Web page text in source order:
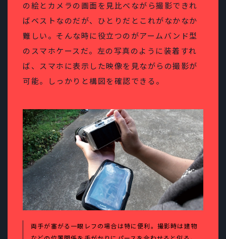
の絵とカメラの画面を見比べながら撮影できれ
ばベストなのだが、ひとりだとこれがなかなか
難しい。そんな時に役立つのがアームバンド型
のスマホケースだ。左の写真のように装着すれ
ば、スマホに表示した映像を見ながらの撮影が
可能。しっかりと構図を確認できる。
両手が塞がる一眼レフの場合は特に便利。撮影時は建物